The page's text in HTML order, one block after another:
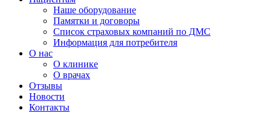
Наше оборудование
Памятки и договоры
Список страховых компаний по ДМС
Информация для потребителя
О нас
О клинике
О врачах
Отзывы
Новости
Контакты